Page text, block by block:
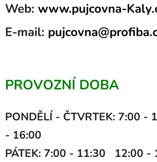
Web: www.pujcovna-
E-mail:
PROVOZNÍ DOBA
PONDĚLÍ - ČTVRTEK: 7:00
- 16:00
PÁTEK: 7:00 - 11:30 12:00 -